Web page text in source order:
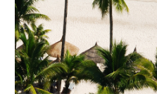
자세히 보기